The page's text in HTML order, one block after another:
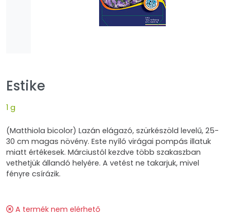
Estike
1 g
(Matthiola bicolor) Lazán elágazó, szürkészöld levelű, 25-
30 cm magas növény. Este nyíló virágai pompás illatuk
miatt értékesek. Márciustól kezdve több szakaszban
vethetjük állandó helyére. A vetést ne takarjuk, mivel
fényre csírázik.
A termék nem elérhető